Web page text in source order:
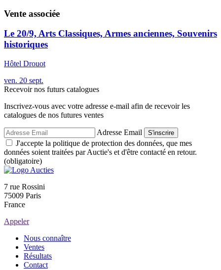
Vente associée
Le 20/9, Arts Classiques, Armes anciennes, Souvenirs
historiques
Hôtel Drouot
ven. 20 sept.
Recevoir nos futurs catalogues
Inscrivez-vous avec votre adresse e-mail afin de recevoir les
catalogues de nos futures ventes
Adresse Email S'inscrire
J'accepte la politique de protection des données, que mes
données soient traitées par Auctie's et d'être contacté en retour.
(obligatoire)
7 rue Rossini
75009 Paris
France
Appeler
Nous connaître
Ventes
Résultats
Contact